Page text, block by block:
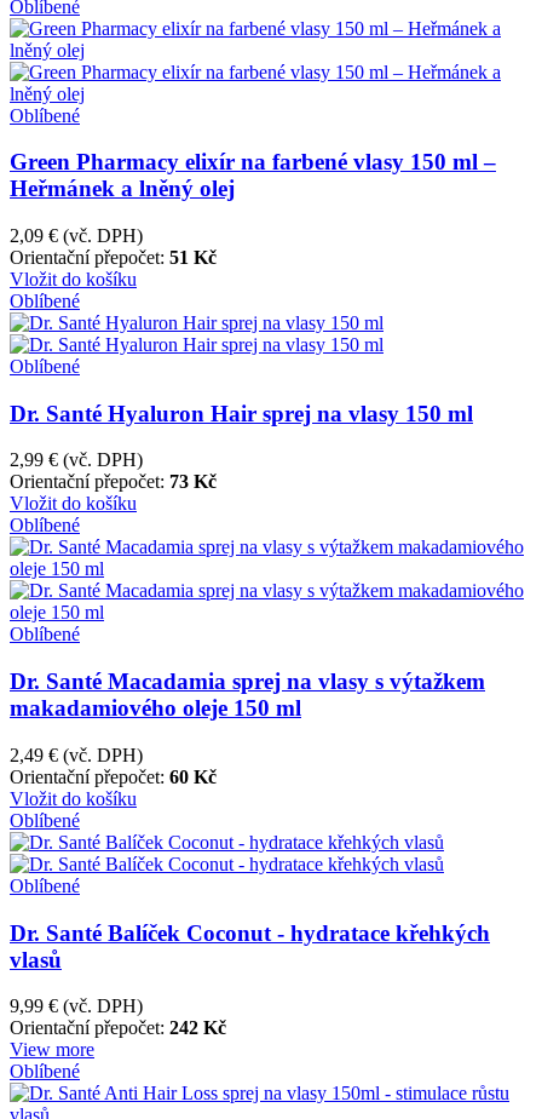
Oblíbené
Oblíbené
Green Pharmacy elixír na farbené vlasy 150 ml –
Heřmánek a lněný olej
2,09 € (vč. DPH)
Orientační přepočet: 51 Kč
Vložit do košíku
Oblíbené
Oblíbené
Dr. Santé Hyaluron Hair sprej na vlasy 150 ml
2,99 € (vč. DPH)
Orientační přepočet: 73 Kč
Vložit do košíku
Oblíbené
Oblíbené
Dr. Santé Macadamia sprej na vlasy s výtažkem
makadamiového oleje 150 ml
2,49 € (vč. DPH)
Orientační přepočet: 60 Kč
Vložit do košíku
Oblíbené
Oblíbené
Dr. Santé Balíček Coconut - hydratace křehkých
vlasů
9,99 € (vč. DPH)
Orientační přepočet: 242 Kč
View more
Oblíbené